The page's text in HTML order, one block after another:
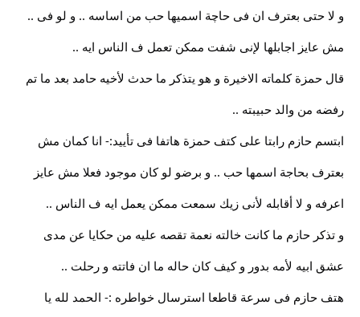
و لا حتى بعترف ان فى حاچة اسميها حب من اساسه .. و لو فى ..
مش عايز اجابلها لإنى شفت ممكن تعمل ف الناس ايه ..
قال حمزة كلماته الاخيرة و هو يتذكر ما حدث لأخيه حامد بعد ما تم
رفضه من والد حبيبته ..
ابتسم حازم رابتا على كتف حمزة هاتفا فى تأييد:- انا كمان مش
بعترف بحاجة اسمها حب .. و برضو لو كان موجود فعلا مش عايز
اعرفه و لا أقابله لأنى زيك سمعت ممكن يعمل ايه ف الناس ..
و تذكر حازم ما كانت خالته نعمة تقصه عليه من حكايا عن مدى
عشق ابيه لأمه بدور و كيف كان حاله ما ان فاتته و رحلت ..
هتف حازم فى سرعة قاطعا استرسال خواطره :- الحمد لله يا